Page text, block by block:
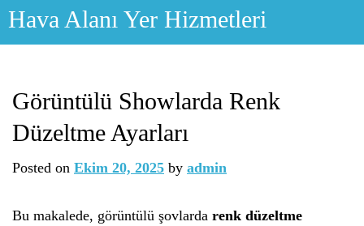
Skip
Hava Alanı Yer Hizmetleri
Görüntülü Showlarda Renk
Düzeltme Ayarları
Posted on Ekim 20, 2025 by admin
Bu makalede, görüntülü şovlarda renk düzeltme